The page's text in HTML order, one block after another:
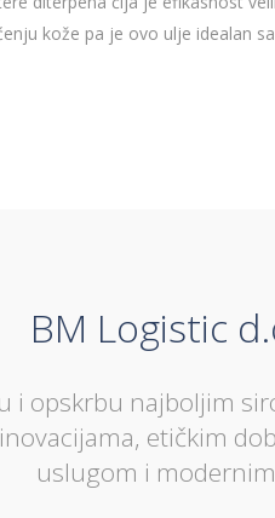
kože pa je ovo ulje idealan
BM Logistic
i opskrbu najboljim
etičkim
uslugom i